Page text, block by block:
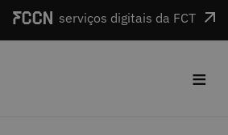
serviços digitais da FCT
≡